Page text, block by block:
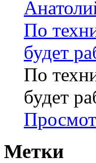
По
будет
По
будет
Метки